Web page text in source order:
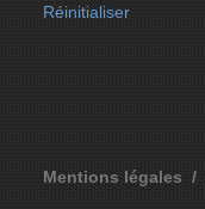
Réinitialiser
Mentions légales